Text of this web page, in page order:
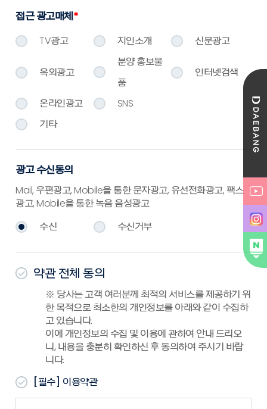
접근 광고매체*
TV광고 지인소개 신문광고
옥외광고
분양 홍보물
품
인터넷검색
온라인광고
SNS
기타
광고 수신동의
Mail, 우편광고, Mobile을 통한 문자광고, 유선전화광고, 팩스
광고, Mobile을 통한 녹음 음성광고
수신
수신거부
약관 전체 동의
※ 당사는 고객 여러분께 최적의 서비스를 제공하기 위
한 목적으로 최소한의 개인정보를 아래와 같이 수집하
고 있습니다.
이에 개인정보의 수집 및 이용에 관하여 안내 드리오
니, 내용을 충분히 확인하신 후 동의하여 주시기 바랍
니다.
[필수] 이용약관